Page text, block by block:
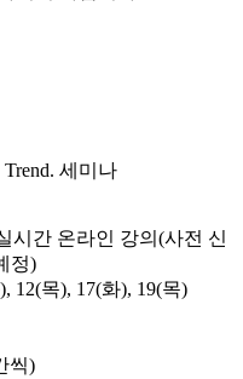
세미나
시간 온라인 강의(사전 신
정)
12(목), 17(화), 19(목)
씩)